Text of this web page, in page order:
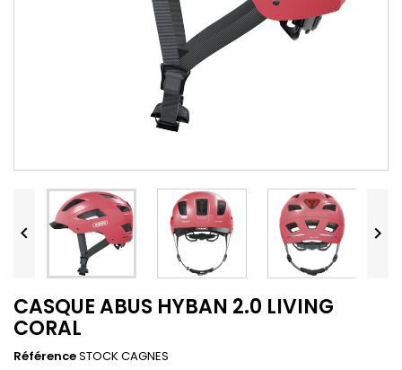
 
CASQUE ABUS HYBAN 2.0 LIVING
CORAL
RéférenceSTOCK CAGNES